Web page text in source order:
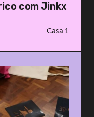
com Jinkx
Casa 1